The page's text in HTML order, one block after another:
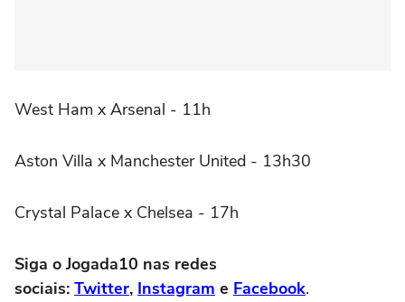
West Ham x Arsenal - 11h
Aston Villa x Manchester United - 13h30
Crystal Palace x Chelsea - 17h
Siga o Jogada10 nas redes
sociais: Twitter, Instagram e Facebook.